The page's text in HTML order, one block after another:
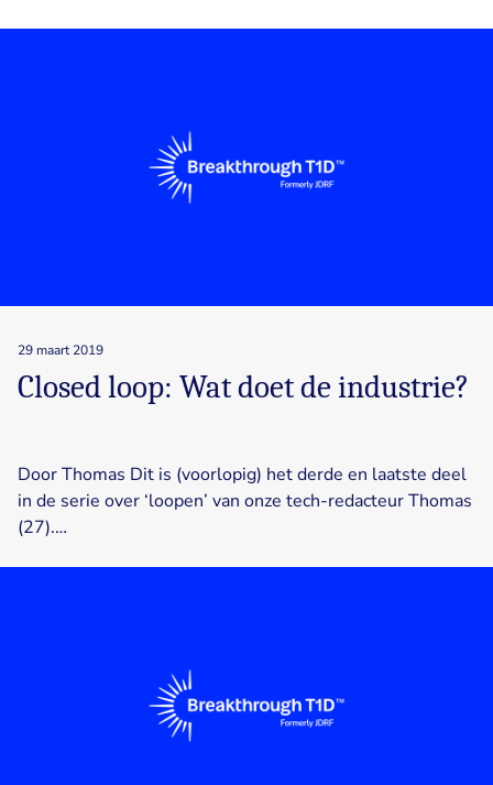
29 maart 2019
Closed loop: Wat doet de industrie?
Door Thomas Dit is (voorlopig) het derde en laatste deel
in de serie over ‘loopen’ van onze tech-redacteur Thomas
(27).…